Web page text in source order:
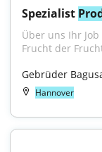
Spezialist
Über uns Ihr
Frucht der
Gebrüder
Hannover